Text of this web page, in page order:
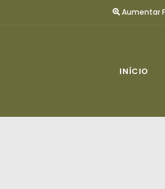
Aumentar
INÍCIO